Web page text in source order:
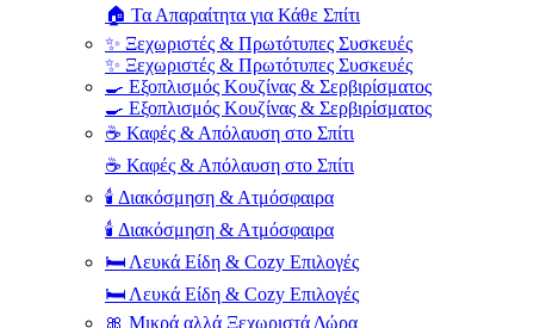
🏠 Τα Απαραίτητα για Κάθε Σπίτι
✨ Ξεχωριστές & Πρωτότυπες Συσκευές
✨ Ξεχωριστές & Πρωτότυπες Συσκευές
🍳 Εξοπλισμός Κουζίνας & Σερβιρίσματος
🍳 Εξοπλισμός Κουζίνας & Σερβιρίσματος
☕ Καφές & Απόλαυση στο Σπίτι
☕ Καφές & Απόλαυση στο Σπίτι
🕯️ Διακόσμηση & Ατμόσφαιρα
🕯️ Διακόσμηση & Ατμόσφαιρα
🛏️ Λευκά Είδη & Cozy Επιλογές
🛏️ Λευκά Είδη & Cozy Επιλογές
🎀 Μικρά αλλά Ξεχωριστά Δώρα